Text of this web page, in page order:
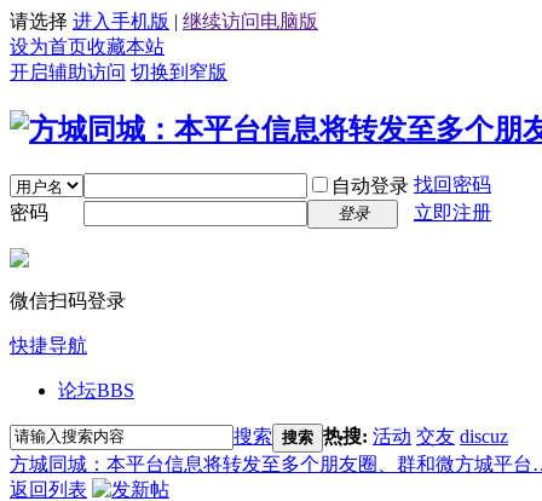
请选择 进入手机版 | 继续访问电脑版
设为首页收藏本站
开启辅助访问 切换到窄版
自动登录 找回密码
密码
登录 立即注册
微信扫码登录
快捷导航
论坛BBS
搜索 搜索 热搜: 活动 交友 discuz
方城同城：本平台信息将转发至多个朋友圈、群和微方城平
返回列表